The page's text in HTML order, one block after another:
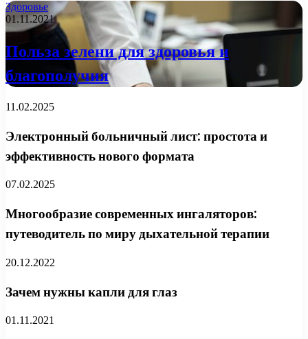
Здоровье
01.11.2021
Польза зелени для здоровья и
благополучия
11.02.2025
Электронный больничный лист: простота и
эффективность нового формата
07.02.2025
Многообразие современных ингаляторов:
путеводитель по миру дыхательной терапии
20.12.2022
Зачем нужны капли для глаз
01.11.2021